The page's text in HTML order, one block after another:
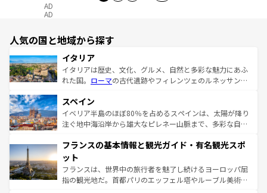
AD
AD
人気の国と地域から探す
イタリア
イタリアは歴史、文化、グルメ、自然と多彩な魅力にあふ
れた国。 ローマの古代遺跡やフィレンツェのルネッサンス
ろん、トスカーナの美しい田園風景やアマルフィ海岸の絶
景など、自然景観も見逃せない。観光の合間には、本場の
ピザやパスタなど、絶品のイタリア料理を堪能することも
ませてくれるイタリアで、忘れられない旅をしてみよう！
なお、新着のイタリア情報は
しい。
スペイン
イベリア半島のほぼ80％を占めるスペインは、太陽が降り
注ぐ地中海沿岸から雄大なピレネー山脈まで、多彩な自然
文化が根付くこの国では、情熱的なフラメンコ、熱気あふ
れる闘牛、そして美味しいタパスが生活の一部となってい
る。首都マドリードの洗練された雰囲気や、バルセロナの
アートに溢れた街角から、地方では古代ローマ遺跡や中世
フランスの基本情報と観光ガイド・有名観光スポ
ット
フランスは、世界中の旅行者を魅了し続けるヨーロッパ屈
指の観光地だ。首都パリのエッフェル塔やルーブル美術館